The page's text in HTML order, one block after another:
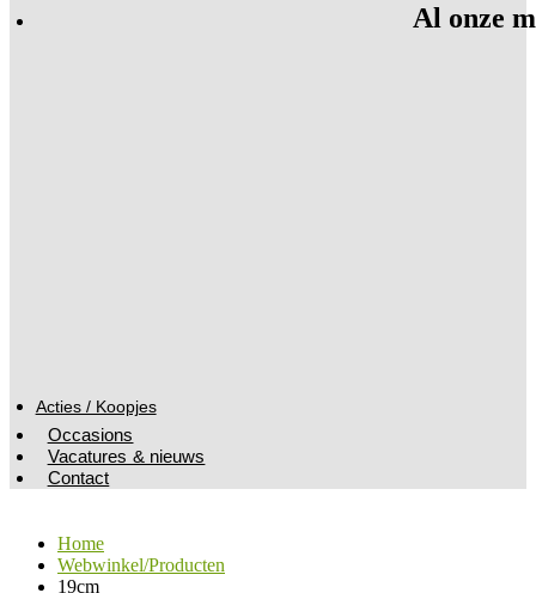
Al onze
Acties / Koopjes
Occasions
Vacatures & nieuws
Contact
Home
Webwinkel/Producten
19cm